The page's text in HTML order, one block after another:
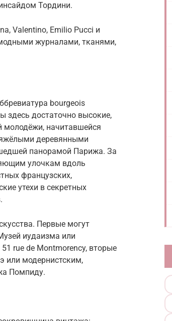
Тордини.
Valentino, Emilio Pucci и
журналами, тканями,
bourgeois
здесь достаточно высокие,
молодёжи, начитавшейся
деревянными
панорамой Парижа. За
улочкам вдоль
французских,
утехи в секретных
Первые могут
иудаизма или
rue de Montmorency, вторые
или модернистским,
Помпиду.